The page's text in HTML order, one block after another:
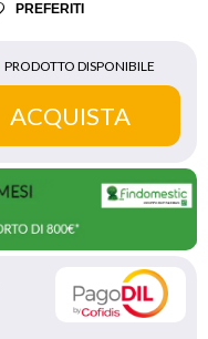
PREFERITI
PRODOTTO DISPONIBILE